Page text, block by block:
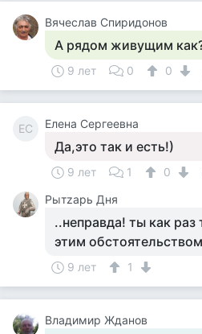
Вячеслав Спиридонов
А рядом живущим
9 лет 0 0
ЕС Елена Сергеевна
Да,это так и есть!)
9 лет 1
0
Рытzарь Дня
..неправда! ты как раз
этим
9 лет 1
Владимир Жданов